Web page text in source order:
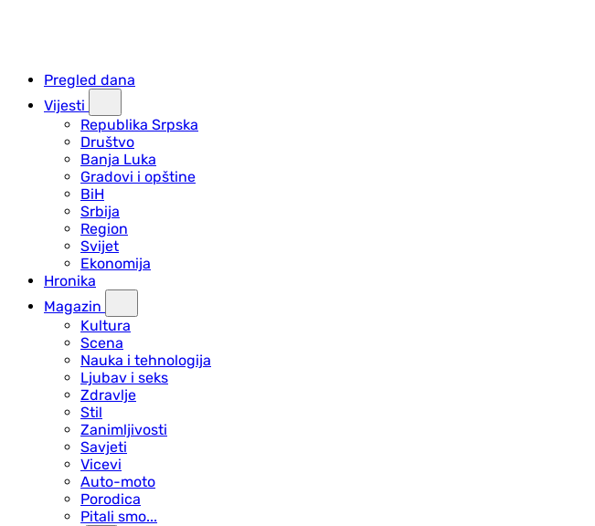
Pregled dana
Vijesti
Republika Srpska
Društvo
Banja Luka
Gradovi i opštine
BiH
Srbija
Region
Svijet
Ekonomija
Hronika
Magazin
Kultura
Scena
Nauka i tehnologija
Ljubav i seks
Zdravlje
Stil
Zanimljivosti
Savjeti
Vicevi
Auto-moto
Porodica
Pitali smo...